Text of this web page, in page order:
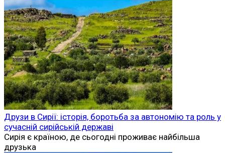
Друзи в Сирії: історія, боротьба за автономію та роль у
сучасній сирійській державі
Сирія є країною, де сьогодні проживає найбільша
друзька